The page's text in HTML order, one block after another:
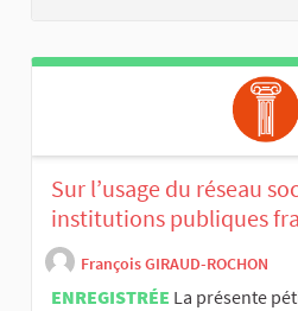
Sur l’usage du réseau
institutions publiques
François GIRAUD-ROCHON
ENREGISTRÉE La présente